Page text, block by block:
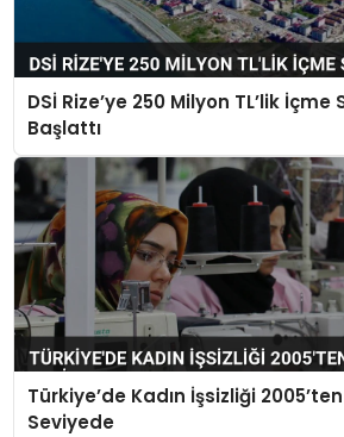
DSİ Rize’ye 250 Milyon TL’lik
Başlattı
Türkiye’de Kadın İşsizliği
Seviyede